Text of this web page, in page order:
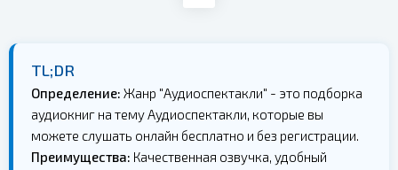
TL;DR
Определение: Жанр "Аудиоспектакли" - это подборка
аудиокниг на тему Аудиоспектакли, которые вы
можете слушать онлайн бесплатно и без регистрации.
Преимущества: Качественная озвучка, удобный